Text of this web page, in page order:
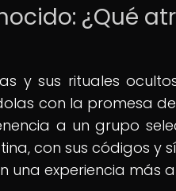
¿Qué
y sus rituales
con la promesa
a un grupo
con sus códigos y
experiencia más